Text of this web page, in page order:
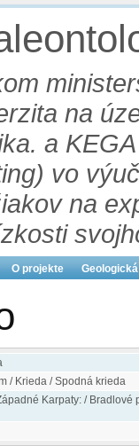
na
a
vo
na
O projekte
/ Krieda / Spodná krieda
Karpaty: / Bradlové